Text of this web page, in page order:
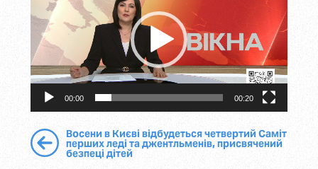
00:00 00:20
Восени в Києві відбудеться четвертий Саміт
перших леді та джентльменів, присвячений
безпеці дітей